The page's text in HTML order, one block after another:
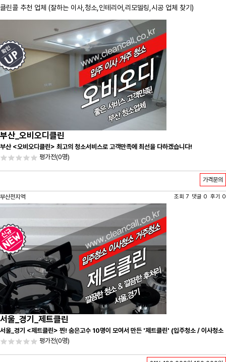
클린콜 추천 업체 (잘하는 이사, 청소 ,인테리어,리모델링,시공 업체 찾기)
부산_오비오디클린
부산 <오비오디클린> 최고의 청소서비스로 고객만족에 최선을 다하겠습니다!
평가전(0명)
가격문의
부산전지역 조회 7 댓글 0 후기 0
서울_경기_제트클린
서울_경기 <제트클린> 찐! 숨은고수 10명이 모여서 만든 '제트클린' (입주청소 / 이사청소
/ 줄눈시공) 항상 꼼꼼하게 친절하게 응대하겠습니다^-^
평가전(0명)